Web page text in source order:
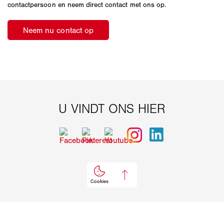
contactpersoon en neem direct contact met ons op.